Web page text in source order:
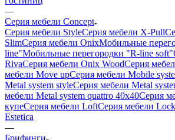
—
Серия мебели Concept
Серия мебели StyleСерия мебели X-Pull
SlimСерия мебели OnixМобильные
line"Мобильные перегородки "R-line soft"
RivaСерия мебели Onix WoodСерия
мебели Move upСерия мебели Mobile
Metal system styleСерия мебели Metal
мебели Metal system quattro 40x40Серия
купеСерия мебели LoftСерия мебели
Estetica
—
Брифинги